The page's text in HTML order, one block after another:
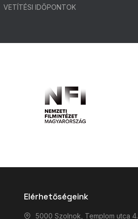
VETÍTÉSI IDŐPONTOK
Elérhetőségeink
5000 Szolnok, Templom utca 4.